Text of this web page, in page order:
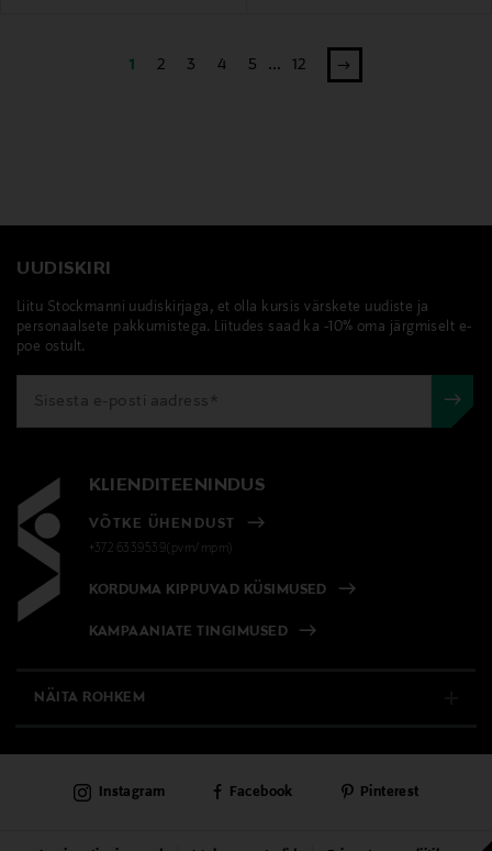
1 2 3 4 5 ... 12
UUDISKIRI
Liitu Stockmanni uudiskirjaga, et olla kursis värskete uudiste ja
personaalsete pakkumistega. Liitudes saad ka -10% oma järgmiselt e-
poe ostult.
KLIENDITEENINDUS
VÕTKE ÜHENDUST
+372 6339539(pvm/mpm)
KORDUMA KIPPUVAD KÜSIMUSED
KAMPAANIATE TINGIMUSED
NÄITA ROHKEM
PÜSIKLIENDITEENINDUS
Instagram Facebook Pinterest